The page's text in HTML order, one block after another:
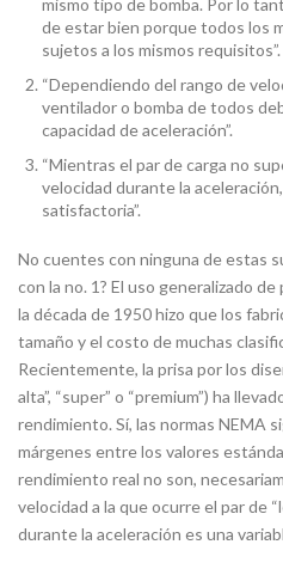
mismo tipo de bomba. Por lo
de estar bien porque todos los
sujetos a los mismos requisitos”.
“Dependiendo del rango de
ventilador o bomba de todos
capacidad de aceleración”.
“Mientras el par de carga no
velocidad durante la
satisfactoria”.
No cuentes con ninguna de estas
con la no. 1? El uso generalizado
la década de 1950 hizo que los
tamaño y el costo de muchas
Recientemente, la prisa por los
alta”, “super” o “premium”) ha
rendimiento. Sí, las normas NEMA
márgenes entre los valores
rendimiento real no son,
velocidad a la que ocurre el par de
durante la aceleración es una